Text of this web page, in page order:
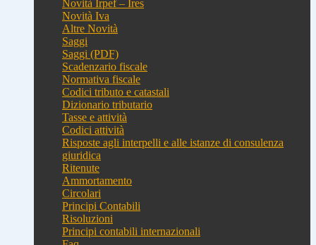
Novità Irpef – Ires
Novità Iva
Altre Novità
Saggi
Saggi (PDF)
Scadenzario fiscale
Normativa fiscale
Codici tributo e catastali
Dizionario tributario
Tasse e attività
Codici attività
Risposte agli interpelli e alle istanze di consulenza
giuridica
Ritenute
Ammortamento
Circolari
Principi Contabili
Risoluzioni
Principi contabili internazionali